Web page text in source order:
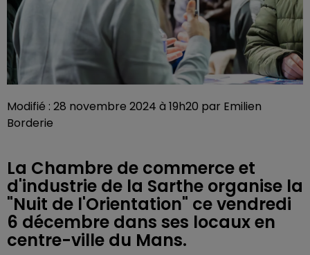
Modifié : 28 novembre 2024 à 19h20 par Emilien
Borderie
La Chambre de commerce et
d'industrie de la Sarthe organise la
"Nuit de l'Orientation" ce vendredi
6 décembre dans ses locaux en
centre-ville du Mans.